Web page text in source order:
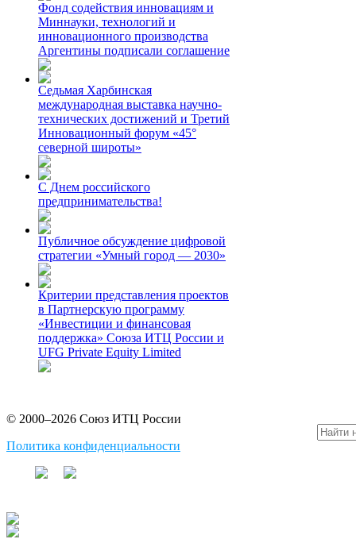
Фонд содействия инновациям и
Миннауки, технологий и
инновационного производства
Аргентины подписали соглашение
Седьмая Харбинская
международная выставка научно-
технических достижений и Третий
Инновационный форум «45°
северной широты»
С Днем российского
предпринимательства!
Публичное обсуждение цифровой
стратегии «Умный город — 2030»
Критерии представления проектов
в Партнерскую программу
«Инвестиции и финансовая
поддержка» Союза ИТЦ России и
UFG Private Equity Limited
© 2000–2026 Союз ИТЦ России
Политика конфиденциальности